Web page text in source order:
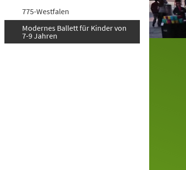
775-Westfalen
Modernes Ballett für Kinder von
7-9 Jahren